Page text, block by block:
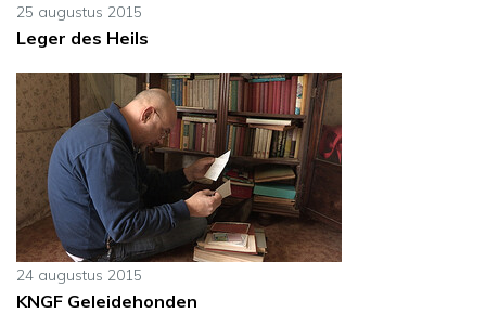
25 augustus 2015
Leger des Heils
24 augustus 2015
KNGF Geleidehonden